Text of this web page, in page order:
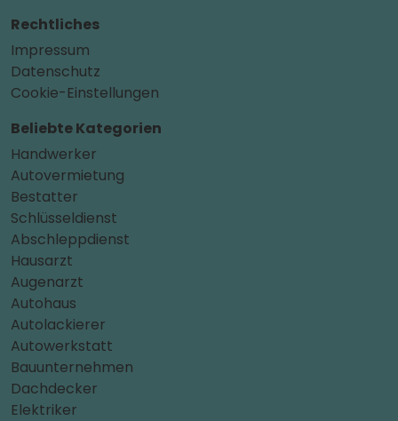
Rechtliches
Impressum
Datenschutz
Cookie-Einstellungen
Beliebte Kategorien
Handwerker
Autovermietung
Bestatter
Schlüsseldienst
Abschleppdienst
Hausarzt
Augenarzt
Autohaus
Autolackierer
Autowerkstatt
Bauunternehmen
Dachdecker
Elektriker